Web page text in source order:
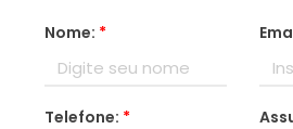
Nome: *
Telefone: *